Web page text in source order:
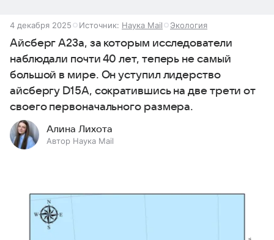
4 декабря 2025 Источник: Наука Mail Экология
Айсберг А23а, за которым исследователи
наблюдали почти 40 лет, теперь не самый
большой в мире. Он уступил лидерство
айсбергу D15A, сократившись на две трети от
своего первоначального размера.
Алина Лихота
Автор Наука Mail